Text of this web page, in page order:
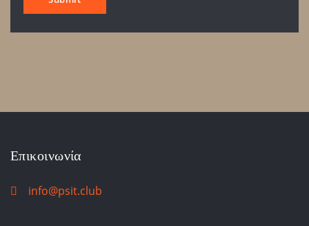
Επικοινωνία
info@psit.club